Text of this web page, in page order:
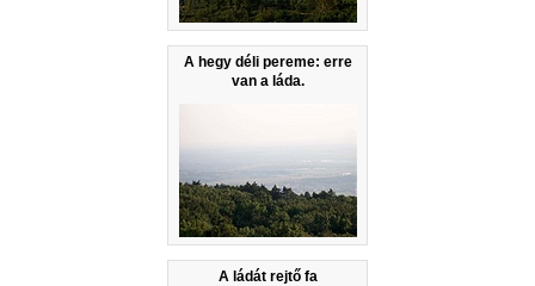
A hegy déli pereme: erre
van a láda.
A ládát rejtő fa